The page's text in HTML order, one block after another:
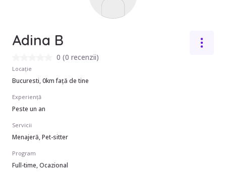
Adina B
0 (0 recenzii)
Locație
Bucuresti, 0km față de tine
Experiență
Peste un an
Servicii
Menajeră, Pet-sitter
Program
Full-time, Ocazional